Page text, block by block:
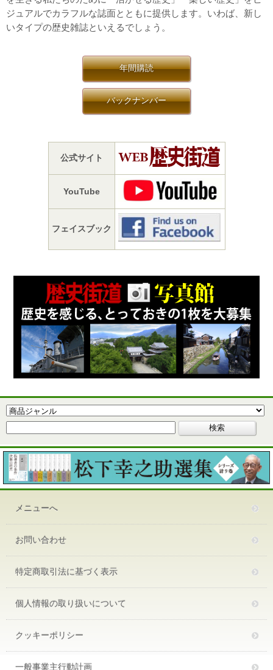
ジュアルでカラフルな誌面とともに提供します。いわば、新し
いタイプの歴史雑誌といえるでしょう。
年間購読
バックナンバー
公式サイト
YouTube
フェイスブック
メニューへ
お問い合わせ
特定商取引法に基づく表示
個人情報の取り扱いについて
クッキーポリシー
一般事業主行動計画